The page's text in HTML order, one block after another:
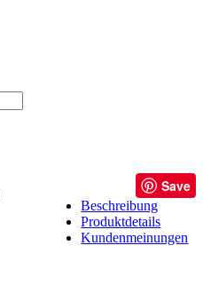
Save
Beschreibung
Produktdetails
Kundenmeinungen